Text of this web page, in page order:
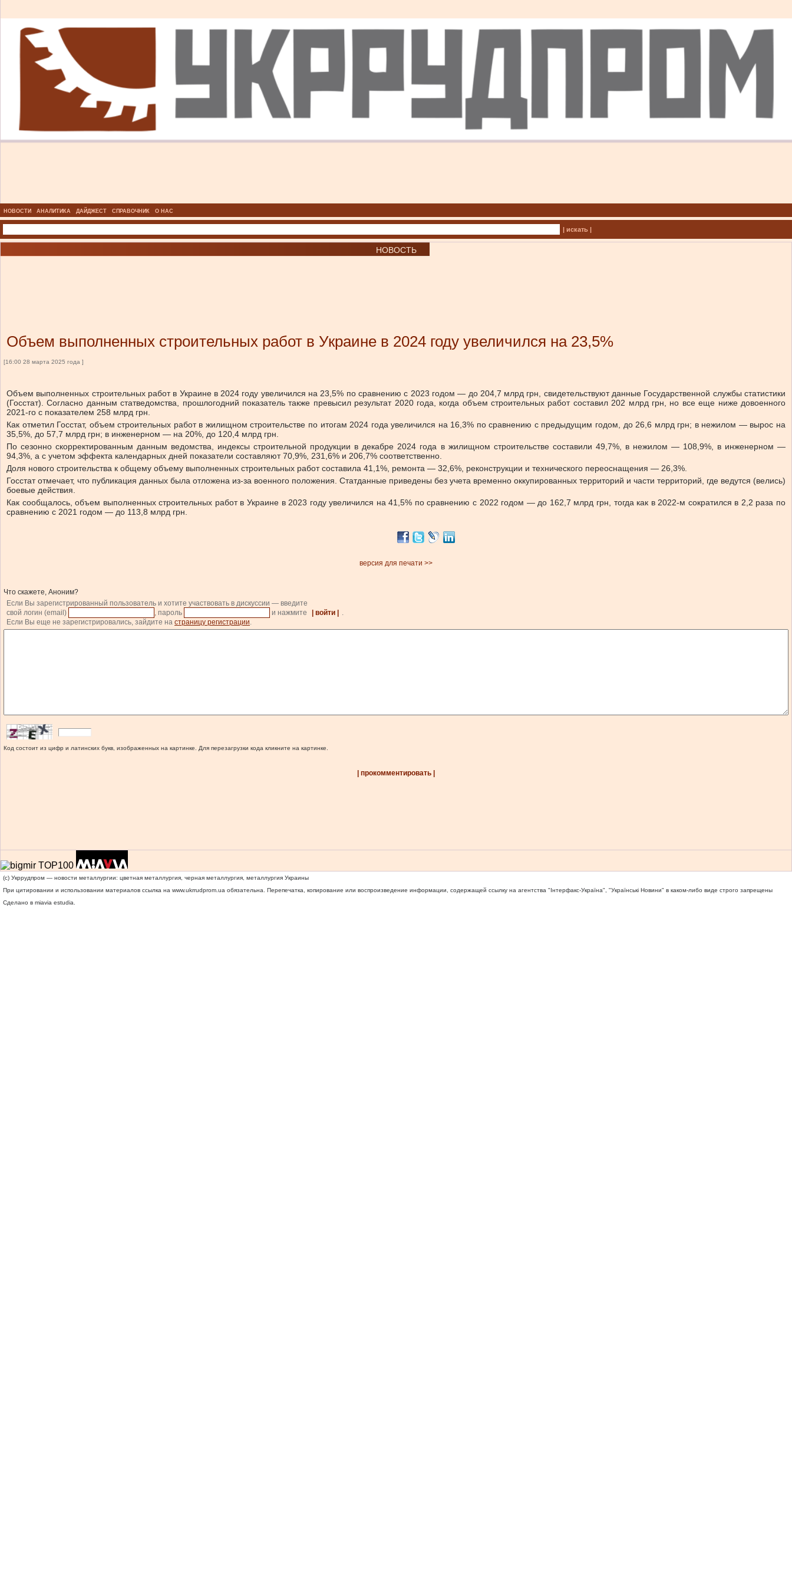
НОВОСТИ АНАЛИТИКА ДАЙДЖЕСТ СПРАВОЧНИК О НАС
| искать |
НОВОСТЬ
Объем выполненных строительных работ в Украине в 2024 году увеличился на 23,5%
[16:00 28 марта 2025 года ]
Объем выполненных строительных работ в Украине в 2024 году увеличился на 23,5% по сравнению с 2023 годом — до 204,7 млрд грн, свидетельствуют данные Государственной службы статистики
(Госстат). Согласно данным статведомства, прошлогодний показатель также превысил результат 2020 года, когда объем строительных работ составил 202 млрд грн, но все еще ниже довоенного
2021-го с показателем 258 млрд грн.
Как отметил Госстат, объем строительных работ в жилищном строительстве по итогам 2024 года увеличился на 16,3% по сравнению с предыдущим годом, до 26,6 млрд грн; в нежилом — вырос на
35,5%, до 57,7 млрд грн; в инженерном — на 20%, до 120,4 млрд грн.
По сезонно скорректированным данным ведомства, индексы строительной продукции в декабре 2024 года в жилищном строительстве составили 49,7%, в нежилом — 108,9%, в инженерном —
94,3%, а с учетом эффекта календарных дней показатели составляют 70,9%, 231,6% и 206,7% соответственно.
Доля нового строительства к общему объему выполненных строительных работ составила 41,1%, ремонта — 32,6%, реконструкции и технического переоснащения — 26,3%.
Госстат отмечает, что публикация данных была отложена из-за военного положения. Статданные приведены без учета временно оккупированных территорий и части территорий, где ведутся (велись)
боевые действия.
Как сообщалось, объем выполненных строительных работ в Украине в 2023 году увеличился на 41,5% по сравнению с 2022 годом — до 162,7 млрд грн, тогда как в 2022-м сократился в 2,2 раза по
сравнению с 2021 годом — до 113,8 млрд грн.
версия для печати >>
Что скажете, Аноним?
Если Вы зарегистрированный пользователь и хотите участвовать в дискуссии — введите
свой логин (email)
, пароль и нажмите | войти |
.
Если Вы еще не зарегистрировались, зайдите на страницу регистрации.
Код состоит из цифр и латинских букв, изображенных на картинке. Для перезагрузки кода кликните на картинке.
| прокомментировать |
(c) Укррудпром — новости металлургии: цветная металлургия, черная металлургия, металлургия Украины
При цитировании и использовании материалов ссылка на www.ukrrudprom.ua обязательна. Перепечатка, копирование или воспроизведение информации, содержащей ссылку на агентства "Iнтерфакс-Україна", "Українськi Новини" в каком-либо виде строго запрещены
Сделано в miavia estudia.